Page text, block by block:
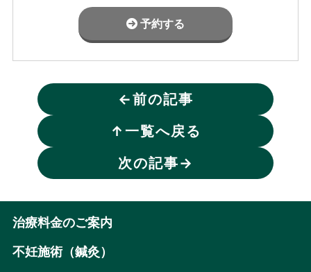
予約する
←前の記事
↑ 一覧へ戻る
次の記事→
治療料金のご案内
不妊施術（鍼灸）